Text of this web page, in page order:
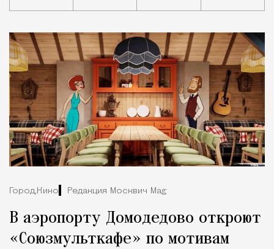
Город, Кино Редакция Москвич Mag
В аэропорту Домодедово откроют
«Союзмульткафе» по мотивам